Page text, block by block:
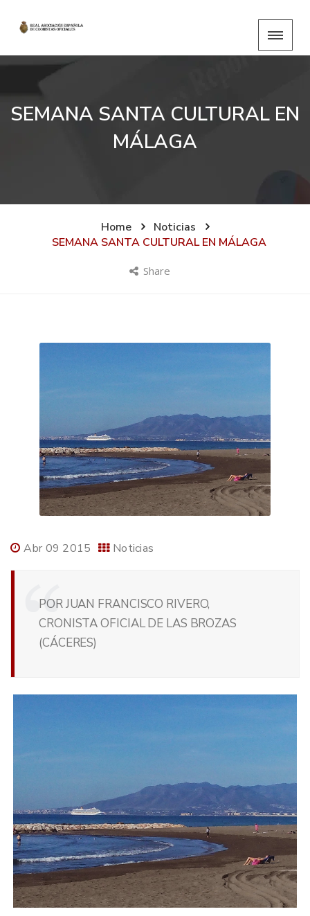
SEMANA SANTA CULTURAL EN
MÁLAGA
Home
Noticias
SEMANA SANTA CULTURAL EN MÁLAGA
Share
Abr 09 2015 Noticias
POR JUAN FRANCISCO RIVERO,
CRONISTA OFICIAL DE LAS BROZAS
(CÁCERES)